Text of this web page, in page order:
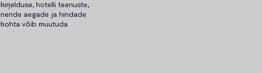
kirjelduse, hotelli teenuste,
nende aegade ja hindade
kohta võib muutuda